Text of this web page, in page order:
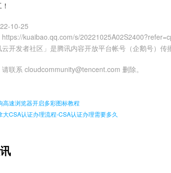
10-25
https://kuaibao.qq.com/s/
云开发者社区」是腾讯内容开放平台帐号（企鹅号）传
联系 cloudcommunity@tencent.com 删除。
高速浏览器开启多彩图标教程
大CSA认证办理流程-CSA认证办理需要多久